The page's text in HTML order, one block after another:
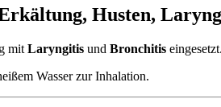
, Husten,
mit Laryngitis und Bronchitis
Wasser zur Inhalation.